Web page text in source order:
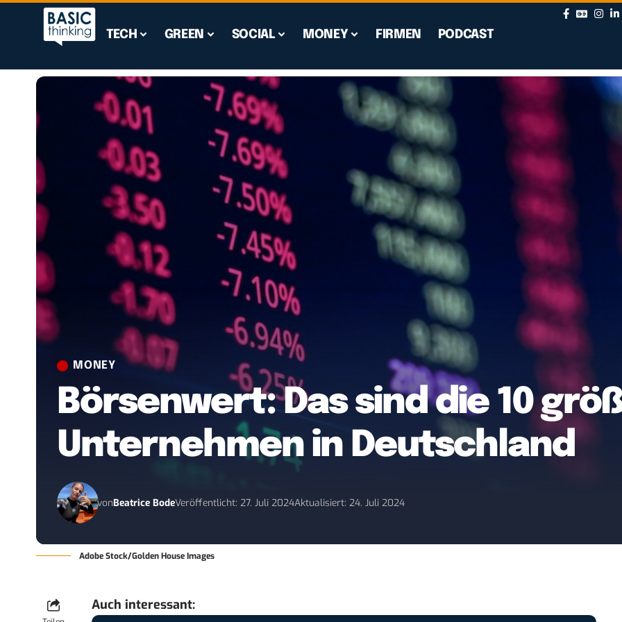
TECH GREEN SOCIAL MONEY FIRMEN PODCAST
MONEY
Börsenwert: Das sind die 10
Unternehmen in Deutschland
vonBeatrice BodeVeröffentlicht: 27. Juli 2024Aktualisiert: 24. Juli 2024
Adobe Stock/Golden House Images
Auch interessant: